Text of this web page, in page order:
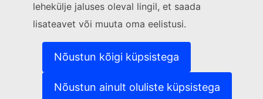
lehekülje jaluses oleval lingil, et saada
lisateavet või muuta oma eelistusi.
Nõustun kõigi küpsistega
Nõustun ainult oluliste küpsistega